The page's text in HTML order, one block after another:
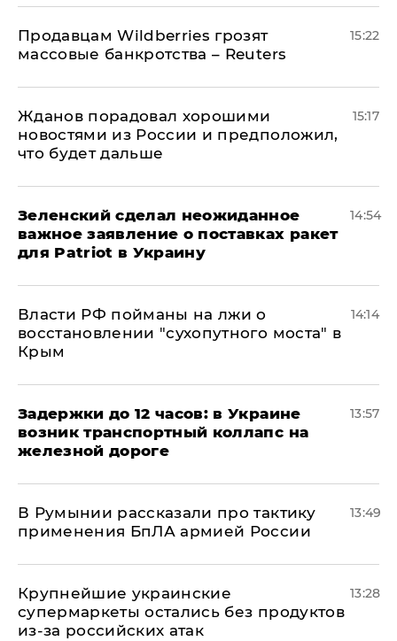
Продавцам Wildberries грозят
массовые банкротства – Reuters
15:22
Жданов порадовал хорошими
новостями из России и предположил,
что будет дальше
15:17
Зеленский сделал неожиданное
важное заявление о поставках ракет
для Patriot в Украину
14:54
Власти РФ пойманы на лжи о
восстановлении "сухопутного моста" в
Крым
14:14
Задержки до 12 часов: в Украине
возник транспортный коллапс на
железной дороге
13:57
В Румынии рассказали про тактику
применения БпЛА армией России
13:49
Крупнейшие украинские
супермаркеты остались без продуктов
из-за российских атак
13:28